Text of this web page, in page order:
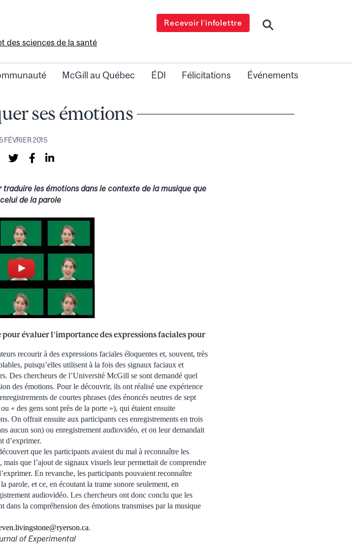
des sciences de la santé
Recevoir l’infolettre
McGill au Québec ÉDI Félicitations Événements
ses émotions
FÉVRIER 2015
les émotions dans le contexte de la musique que
de la parole
pour évaluer l’importance des expressions faciales pour
recourir à des expressions faciales éloquentes et, souvent, très
puisqu’elles utilisent à la fois des signaux faciaux et
Des chercheurs de l’Université McGill se sont demandé quel
des émotions. Pour le découvrir, ils ont réalisé une expérience
de courtes phrases (des énoncés neutres de sept
« des gens sont près de la porte »), qui étaient ensuite
On offrait ensuite aux participants ces enregistrements en trois
aucun son) ou enregistrement audiovidéo, et on leur demandait
d’exprimer.
que les participants avaient du mal à reconnaître les
mais que l’ajout de signaux visuels leur permettait de comprendre
En revanche, les participants pouvaient reconnaître
parole, et ce, en écoutant la trame sonore seulement, en
audiovidéo. Les chercheurs ont donc conclu que les
la compréhension des émotions transmises par la musique
.
of Experimental